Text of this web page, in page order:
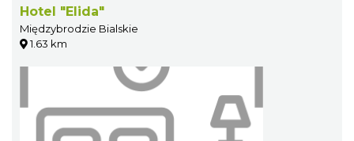
Hotel "Elida"
Międzybrodzie Bialskie
1.63 km